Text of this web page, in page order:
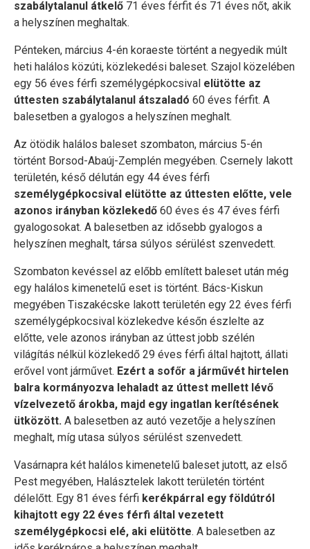
szabálytalanul átkelő 71 éves férfit és 71 éves nőt, akik
a helyszínen meghaltak.
Pénteken, március 4-én koraeste történt a negyedik múlt
heti halálos közúti, közlekedési baleset. Szajol közelében
egy 56 éves férfi személygépkocsival elütötte az
úttesten szabálytalanul átszaladó 60 éves férfit. A
balesetben a gyalogos a helyszínen meghalt.
Az ötödik halálos baleset szombaton, március 5-én
történt Borsod-Abaúj-Zemplén megyében. Csernely lakott
területén, késő délután egy 44 éves férfi
személygépkocsival elütötte az úttesten előtte, vele
azonos irányban közlekedő 60 éves és 47 éves férfi
gyalogosokat. A balesetben az idősebb gyalogos a
helyszínen meghalt, társa súlyos sérülést szenvedett.
Szombaton kevéssel az előbb említett baleset után még
egy halálos kimenetelű eset is történt. Bács-Kiskun
megyében Tiszakécske lakott területén egy 22 éves férfi
személygépkocsival közlekedve későn észlelte az
előtte, vele azonos irányban az úttest jobb szélén
világítás nélkül közlekedő 29 éves férfi által hajtott, állati
erővel vont járművet. Ezért a sofőr a járművét hirtelen
balra kormányozva lehaladt az úttest mellett lévő
vízelvezető árokba, majd egy ingatlan kerítésének
ütközött. A balesetben az autó vezetője a helyszínen
meghalt, míg utasa súlyos sérülést szenvedett.
Vasárnapra két halálos kimenetelű baleset jutott, az első
Pest megyében, Halásztelek lakott területén történt
délelőtt. Egy 81 éves férfi kerékpárral egy földútról
kihajtott egy 22 éves férfi által vezetett
személygépkocsi elé, aki elütötte. A balesetben az